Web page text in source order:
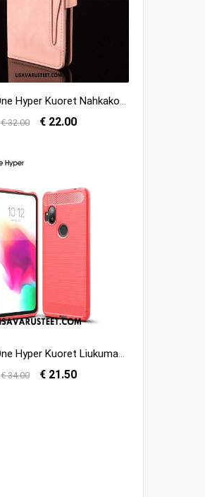
€ 32.00 € 22.00
Motorola One Hyper Kuoret Liukumaton Kiinteä Väri Johdin Murtumaton Pehmeä Neste Kauppa
€ 34.00 € 21.50